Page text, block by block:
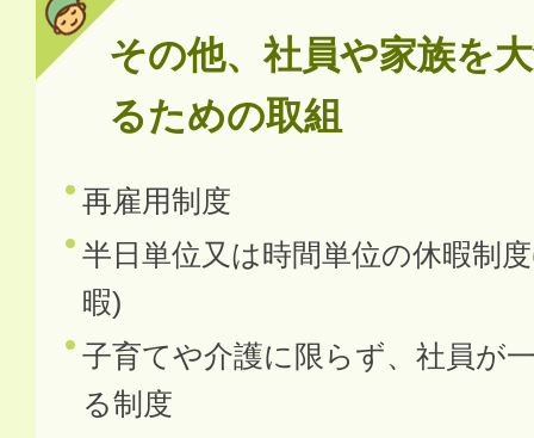
その他、社員や家族を
るための取組
再雇用制度
半日単位又は時間単位の休暇制
暇)
子育てや介護に限らず、社員が
る制度